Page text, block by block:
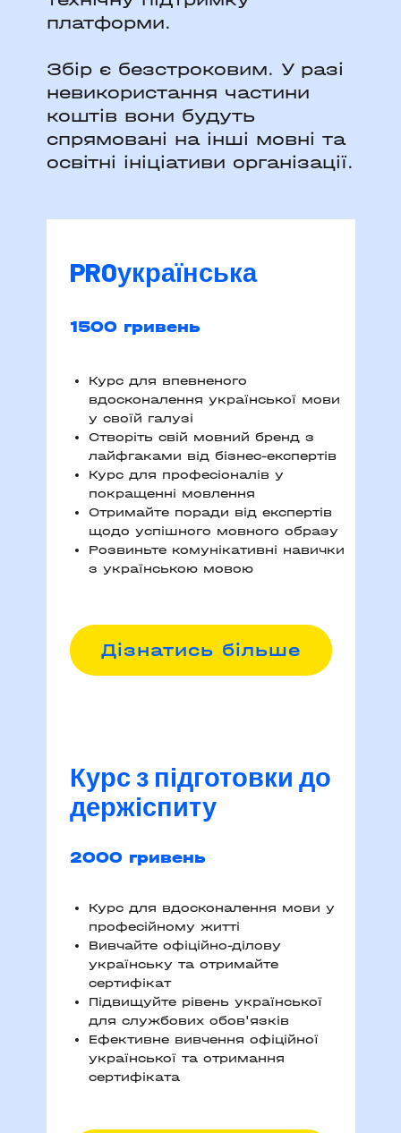
платформи.
Збір є безстроковим. У разі
невикористання частини
коштів вони будуть
спрямовані на інші мовні та
освітні ініціативи організації.
PROукраїнська
1500 гривень
Курс для впевненого
вдосконалення української мови
у своїй галузі
Створіть свій мовний бренд з
лайфгаками від бізнес-експертів
Курс для професіоналів у
покращенні мовлення
Отримайте поради від експертів
щодо успішного мовного образу
Розвиньте комунікативні навички
з українською мовою
Дізнатись більше
Курс з підготовки до
держіспиту
2000 гривень
Курс для вдосконалення мови у
професійному житті
Вивчайте офіційно-ділову
українську та отримайте
сертифікат
Підвищуйте рівень української
для службових обов'язків
Ефективне вивчення офіційної
української та отримання
сертифіката